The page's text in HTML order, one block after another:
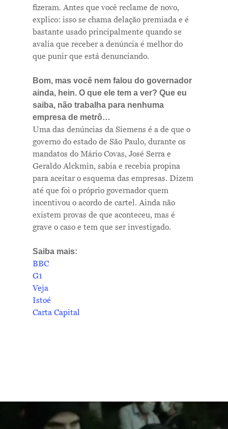
fizeram. Antes que você reclame de novo,
explico: isso se chama delação premiada e é
bastante usado principalmente quando se
avalia que receber a denúncia é melhor do
que punir que está denunciando.
Bom, mas você nem falou do governador
ainda, hein. O que ele tem a ver? Que eu
saiba, não trabalha para nenhuma
empresa de metrô…
Uma das denúncias da Siemens é a de que o
governo do estado de São Paulo, durante os
mandatos do Mário Covas, José Serra e
Geraldo Alckmin, sabia e recebia propina
para aceitar o esquema das empresas. Dizem
até que foi o próprio governador quem
incentivou o acordo de cartel. Ainda não
existem provas de que aconteceu, mas é
grave o caso e tem que ser investigado.
Saiba mais:
BBC
G1
Veja
Istoé
Carta Capital
Notícias
Newsletter
Contatos